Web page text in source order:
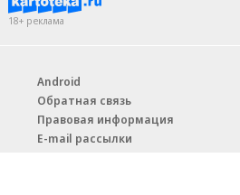
18+ реклама
Android
Обратная связь
Правовая информация
E-mail рассылки